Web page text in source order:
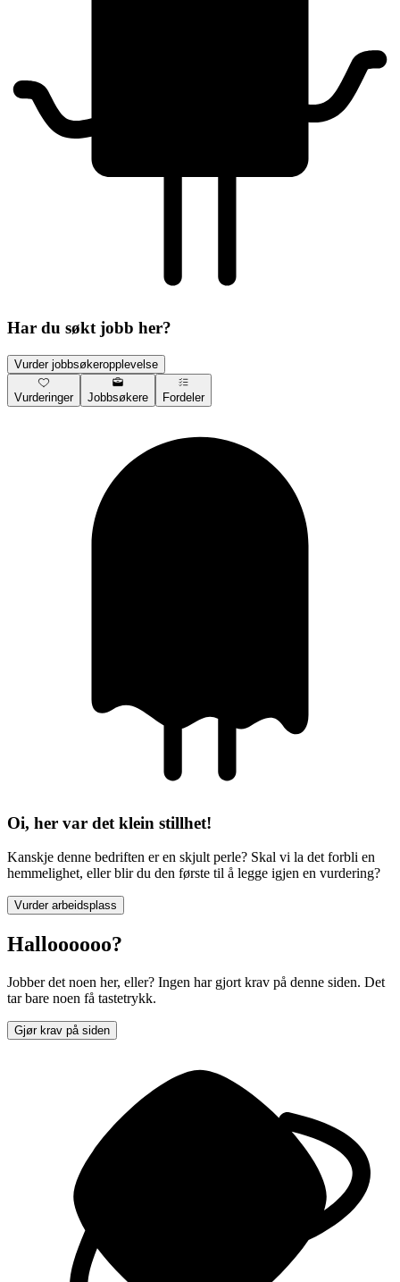
Har du søkt jobb her?
Vurder jobbsøkeropplevelse
Vurderinger Jobbsøkere Fordeler
Oi, her var det klein stillhet!
Kanskje denne bedriften er en skjult perle? Skal vi la det forbli en
hemmelighet, eller blir du den første til å legge igjen en vurdering?
Vurder arbeidsplass
Halloooooo?
Jobber det noen her, eller? Ingen har gjort krav på denne siden. Det
tar bare noen få tastetrykk.
Gjør krav på siden